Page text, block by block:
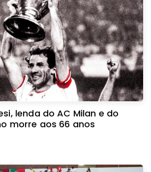
lenda do AC Milan e do
morre aos 66 anos